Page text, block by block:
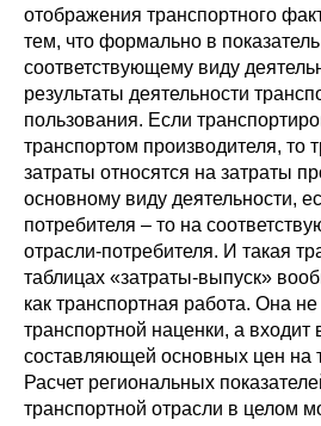
отображения транспортного
тем, что формально в
соответствующему виду
результаты деятельности
пользования. Если
транспортом производителя, то
затраты относятся на затраты
основному виду деятельности,
потребителя – то на
отрасли-потребителя. И такая
таблицах «затраты-выпуск»
как транспортная работа. Она
транспортной наценки, а входит
составляющей основных цен на
Расчет региональных
транспортной отрасли в целом